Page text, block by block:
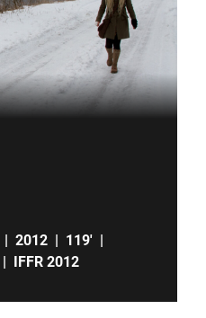
| 2012 | 119' |
| IFFR 2012